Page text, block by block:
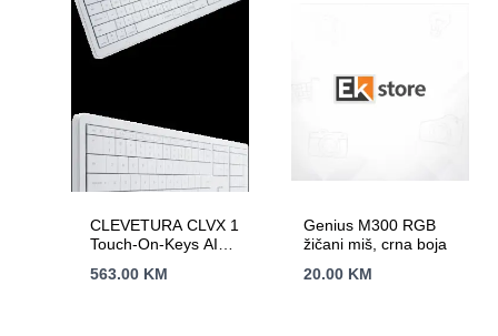
CLEVETURA CLVX 1
Touch-On-Keys AI
ANSI US Mac layout,
563.00 KM
Genius M300 RGB
žičani miš, crna boja
20.00 KM